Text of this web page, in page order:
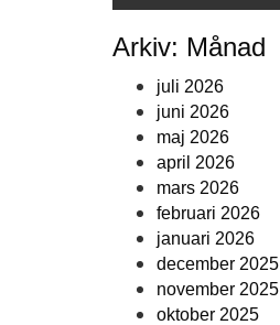
Arkiv: Månad
juli 2026
juni 2026
maj 2026
april 2026
mars 2026
februari 2026
januari 2026
december 2025
november 2025
oktober 2025